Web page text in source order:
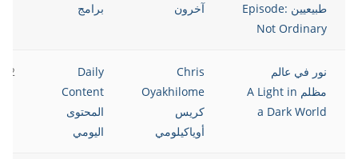
طبيعيين Episode:
Not Ordinary
آخرون
برامج
نور في عالم
مظلم A Light in
a Dark World
Chris
Oyakhilome
كريس
أوياكيلومي
Daily
Content
المحتوى
اليومي